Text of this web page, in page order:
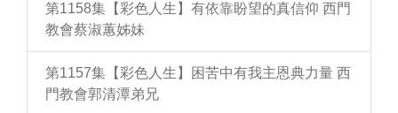
第1158集【彩色人生】有依靠盼望的真信仰 西門
教會蔡淑蕙姊妹
第1157集【彩色人生】困苦中有我主恩典力量 西
門教會郭清潭弟兄